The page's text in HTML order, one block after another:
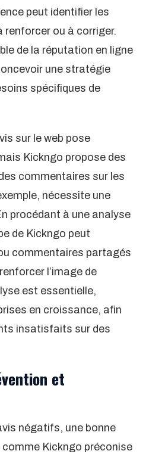
peut identifier les
renforcer ou à corriger.
de la réputation en ligne
une stratégie
spécifiques de
sur le web pose
Kickngo propose des
commentaires sur les
nécessite une
procédant à une analyse
de Kickngo peut
commentaires partagés
l’image de
est essentielle,
en croissance, afin
insatisfaits sur des
et
négatifs, une bonne
comme Kickngo préconise